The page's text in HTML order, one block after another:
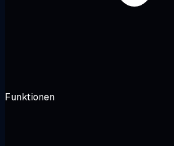
Funktionen